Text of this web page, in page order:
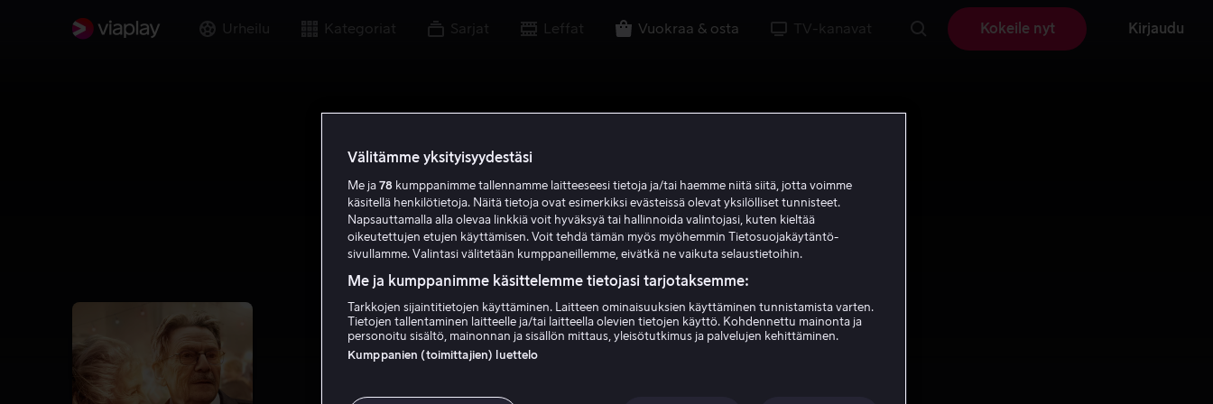
Urheilu Kategoriat Sarjat Leffat Vuokraa & osta TV-kanavat Kokeile nyt Kirjaudu
Välitämme yksityisyydestäsi
Me ja 78 kumppanimme tallennamme laitteeseesi tietoja ja/tai haemme niitä siitä, jotta voimme
käsitellä henkilötietoja. Näitä tietoja ovat esimerkiksi evästeissä olevat yksilölliset tunnisteet.
Napsauttamalla alla olevaa linkkiä voit hyväksyä tai hallinnoida valintojasi, kuten kieltää
oikeutettujen etujen käyttämisen. Voit tehdä tämän myös myöhemmin Tietosuojakäytäntö-
sivullamme. Valintasi välitetään kumppaneillemme, eivätkä ne vaikuta selaustietoihin.
Me ja kumppanimme käsittelemme tietojasi tarjotaksemme:
Tarkkojen sijaintitietojen käyttäminen. Laitteen ominaisuuksien käyttäminen tunnistamista varten.
Tietojen tallentaminen laitteelle ja/tai laitteella olevien tietojen käyttö. Kohdennettu mainonta ja
personoitu sisältö, mainonnan ja sisällön mittaus, yleisötutkimus ja palvelujen kehittäminen.
Kumppanien (toimittajien) luettelo